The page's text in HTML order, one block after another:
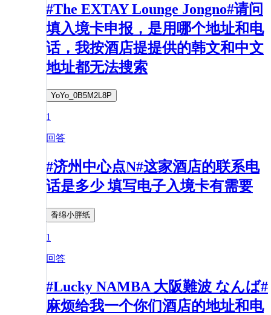
#The EXTAY Lounge Jongno#请问
填入境卡申报，是用哪个地址和电
话，我按酒店提提供的韩文和中文
地址都无法搜索
YoYo_0B5M2L8P
1
回答
#济州中心点N#这家酒店的联系电
话是多少 填写电子入境卡有需要
香绵小胖纸
1
回答
#Lucky NAMBA 大阪難波 なんば#
麻烦给我一个你们酒店的地址和电